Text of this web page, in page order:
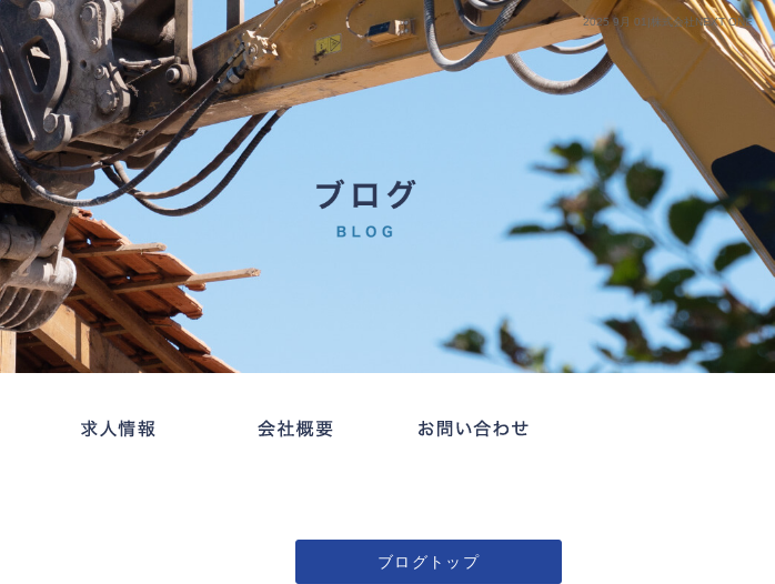
2025 9月 01|株式会社NEXT ONE
ブログトップ